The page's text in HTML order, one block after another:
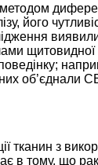
його
щитовидної
об’єднали
тканин з
в тому, що